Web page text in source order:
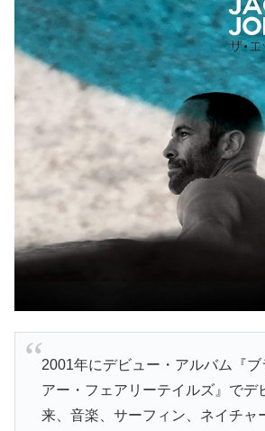
2001年にデビュー・アルバム『ブ
アー・フェアリーテイルズ』でデ
来、音楽、サーフィン、ネイチャ